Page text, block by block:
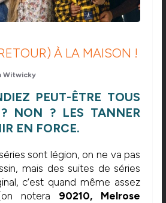
À LA MAISON !
Witwicky
PEUT-ÊTRE TOUS
NON ? LES TANNER
EN FORCE.
sont légion, on ne va pas
mais des suites de séries
c’est quand même assez
notera 90210, Melrose